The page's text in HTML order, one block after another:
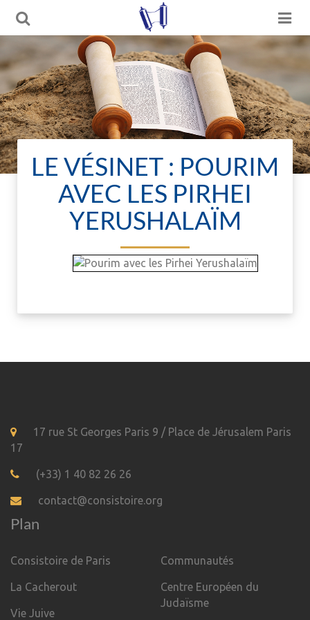
LE VÉSINET : POURIM
AVEC LES PIRHEI
YERUSHALAÏM
17 rue St Georges Paris 9 / Place de Jérusalem Paris
17
(+33) 1 40 82 26 26
contact@consistoire.org
Plan
Consistoire de Paris
La Cacherout
Vie Juive
Communautés
Centre Européen du
Judaïsme